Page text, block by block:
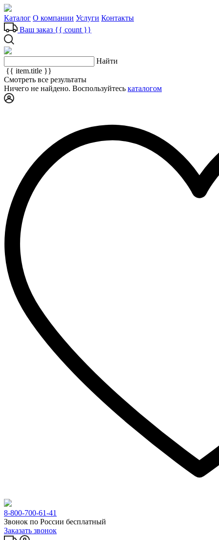
Каталог О компании Услуги Контакты
Ваш заказ {{ count }}
Найти
{{ item.title }}
Смотреть все результаты
Ничего не найдено. Воспользуйтесь каталогом
8-800-700-61-41
Звонок по России бесплатный
Заказать звонок